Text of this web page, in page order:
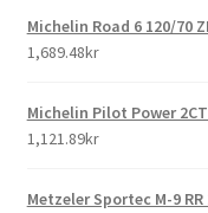
Michelin Road 6 120/70
1,689.48kr
Michelin Pilot Power
1,121.89kr
Metzeler Sportec M-9